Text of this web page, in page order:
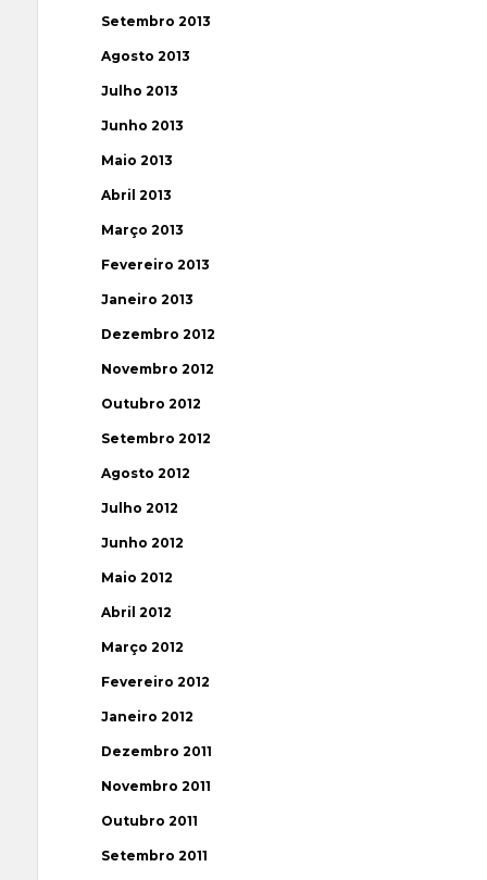
Setembro 2013
Agosto 2013
Julho 2013
Junho 2013
Maio 2013
Abril 2013
Março 2013
Fevereiro 2013
Janeiro 2013
Dezembro 2012
Novembro 2012
Outubro 2012
Setembro 2012
Agosto 2012
Julho 2012
Junho 2012
Maio 2012
Abril 2012
Março 2012
Fevereiro 2012
Janeiro 2012
Dezembro 2011
Novembro 2011
Outubro 2011
Setembro 2011